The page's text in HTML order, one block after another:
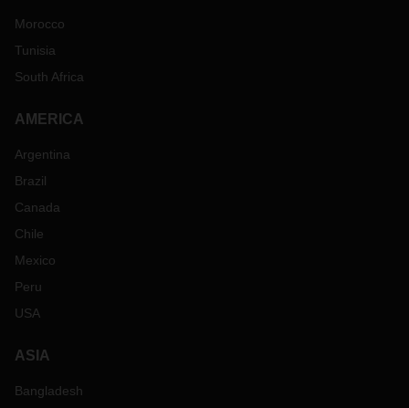
Morocco
Tunisia
South Africa
AMERICA
Argentina
Brazil
Canada
Chile
Mexico
Peru
USA
ASIA
Bangladesh